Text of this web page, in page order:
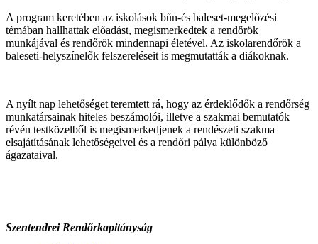
A program keretében az iskolások bűn-és baleset-megelőzési
témában hallhattak előadást, megismerkedtek a rendőrök
munkájával és rendőrök mindennapi életével. Az iskolarendőrök a
baleseti-helyszínelők felszereléseit is megmutatták a diákoknak.
A nyílt nap lehetőséget teremtett rá, hogy az érdeklődők a rendőrség
munkatársainak hiteles beszámolói, illetve a szakmai bemutatók
révén testközelből is megismerkedjenek a rendészeti szakma
elsajátításának lehetőségeivel és a rendőri pálya különböző
ágazataival.
Szentendrei Rendőrkapitányság